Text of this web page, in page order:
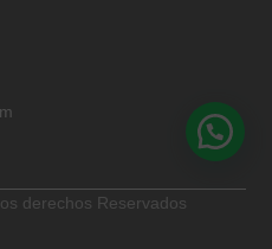
derechos Reservados